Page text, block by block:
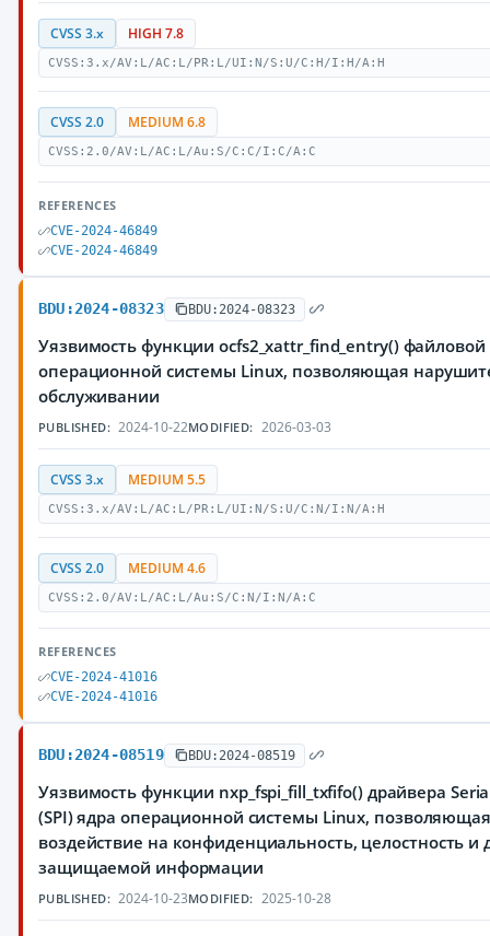
CVSS 3.x HIGH 7.8
CVSS:3.x/AV:L/AC:L/PR:L/UI:N/S:U/C:H/I:H/A:H
CVSS 2.0 MEDIUM 6.8
CVSS:2.0/AV:L/AC:L/Au:S/C:C/I:C/A:C
REFERENCES
CVE-2024-46849
CVE-2024-46849
BDU:2024-08323 BDU:2024-08323
Уязвимость функции ocfs2_xattr_find_entry()
операционной системы Linux, позволяющая
обслуживании
PUBLISHED: 2024-10-22MODIFIED: 2026-03-03
CVSS 3.x MEDIUM 5.5
CVSS:3.x/AV:L/AC:L/PR:L/UI:N/S:U/C:N/I:N/A:H
CVSS 2.0 MEDIUM 4.6
CVSS:2.0/AV:L/AC:L/Au:S/C:N/I:N/A:C
REFERENCES
CVE-2024-41016
CVE-2024-41016
BDU:2024-08519 BDU:2024-08519
Уязвимость функции nxp_fspi_fill_txfifo() драйвера
(SPI) ядра операционной системы Linux,
воздействие на конфиденциальность, целостность и
защищаемой информации
PUBLISHED: 2024-10-23MODIFIED: 2025-10-28